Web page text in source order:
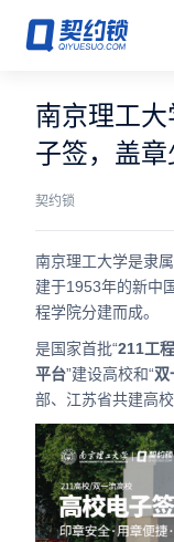
电子签章
印章管控
数字存档
安全合规
方案
案例
全国
合作
南京理工
子签，盖
契约锁
南京理工大学是隶
建于1953年的新中
程学院分建而成。
是国家首批“211工程
平台”建设高校和“双
部、江苏省共建高校